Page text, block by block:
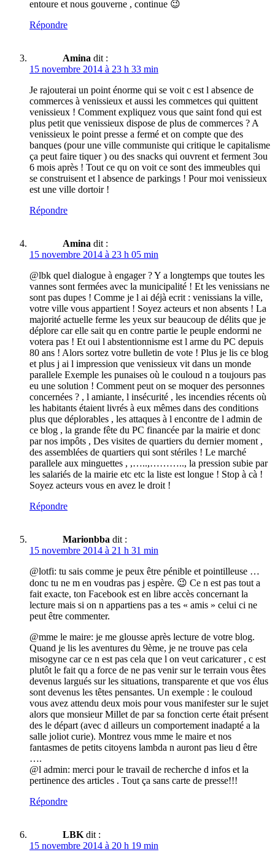
entoure et nous gouverne , continue 😉
Répondre
Amina dit :
15 novembre 2014 à 23 h 33 min
Je rajouterai un point énorme qui se voit c est l absence de
commerces à venissieux et aussi les commetces qui quittent
venissieux ! Comment expliquez vous que saint fond qui est
plus petit que venissieux dispose de plus de commerces ? A
venissieux le point presse a fermé et on compte que des
banques (pour une ville communiste qui critique le capitalisme
ça peut faire tiquer ) ou des snacks qui ouvrent et ferment 3ou
6 mois après ! Tout ce qu on voit ce sont des immeubles qui
se construisent et l absence de parkings ! Pour moi venissieux
est une ville dortoir !
Répondre
Amina dit :
15 novembre 2014 à 23 h 05 min
@lbk quel dialogue à engager ? Y a longtemps que toutes les
vannes sont fermées avec la municipalité ! Et les venissians ne
sont pas dupes ! Comme je l ai déjà ecrit : venissians la ville,
votre ville vous appartient ! Soyez acteurs et non absents ! La
majorité actuelle ferme les yeux sur beaucoup de délits que je
déplore car elle sait qu en contre partie le peuple endormi ne
votera pas ! Et oui l abstentionnisme est l arme du PC depuis
80 ans ! Alors sortez votre bulletin de vote ! Plus je lis ce blog
et plus j ai l impression que venissieux vit dans un monde
parallele Exemple les punaises où le couloud n a toujours pas
eu une solution ! Comment peut on se moquer des personnes
concernées ? , l amiante, l insécurité , les incendies récents où
les habitants étaient livrés à eux mêmes dans des conditions
plus que déplorables , les attaques à l encontre de l admin de
ce blog , la grande fête du PC financée par la mairie et donc
par nos impôts , Des visites de quartiers du dernier moment ,
des assemblées de quartiers qui sont stériles ! Le marché
parallele aux minguettes , ,…..,……….., la pression subie par
les salariés de la mairie etc etc la liste est longue ! Stop à cà !
Soyez acteurs vous en avez le droit !
Répondre
Marionbba dit :
15 novembre 2014 à 21 h 31 min
@lotfi: tu sais comme je peux être pénible et pointilleuse …
donc tu ne m en voudras pas j espère. 😉 Ce n est pas tout a
fait exacte, ton Facebook est en libre accès concernant la
lecture mais si on n appartiens pas a tes « amis » celui ci ne
peut être commenter.
@mme le maire: je me glousse après lecture de votre blog.
Quand je lis les aventures du 9ème, je ne trouve pas cela
misogyne car ce n est pas cela que l on veut caricaturer , c est
plutôt le fait qu a force de ne pas venir sur le terrain vous êtes
devenus largués sur les situations, transparente et que vos élus
sont devenus les têtes pensantes. Un exemple : le couloud
vous avez attendu deux mois pour vous manifester sur le sujet
alors que monsieur Millet de par sa fonction certe était présent
des le départ (avec d ailleurs un comportement inadapté a la
salle joliot curie). Montrez vous mme le maire et nos
fantasmes de petits citoyens lambda n auront pas lieu d être
….
@l admin: merci pour le travail de recherche d infos et la
pertinence des articles . Tout ça sans carte de presse!!!
Répondre
LBK dit :
15 novembre 2014 à 20 h 19 min